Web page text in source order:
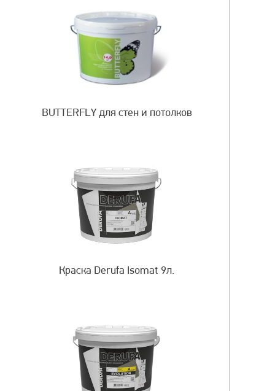
BUTTERFLY для стен и потолков
Краска Derufa Isomat 9л.